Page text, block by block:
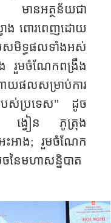
មានអត្ថន័យជា
វាង ពោរពេញដោយ
មិទ្ធផលទាំងអស់
ង រួមចំណែកពង្រឹង
ោយផលសម្រាប់ការ
បស់ប្រទេស" ដូច
ស ង្វៀន​ ភូត្រុង
អាង; រួមចំណែក
នៃមហាសន្និបាត